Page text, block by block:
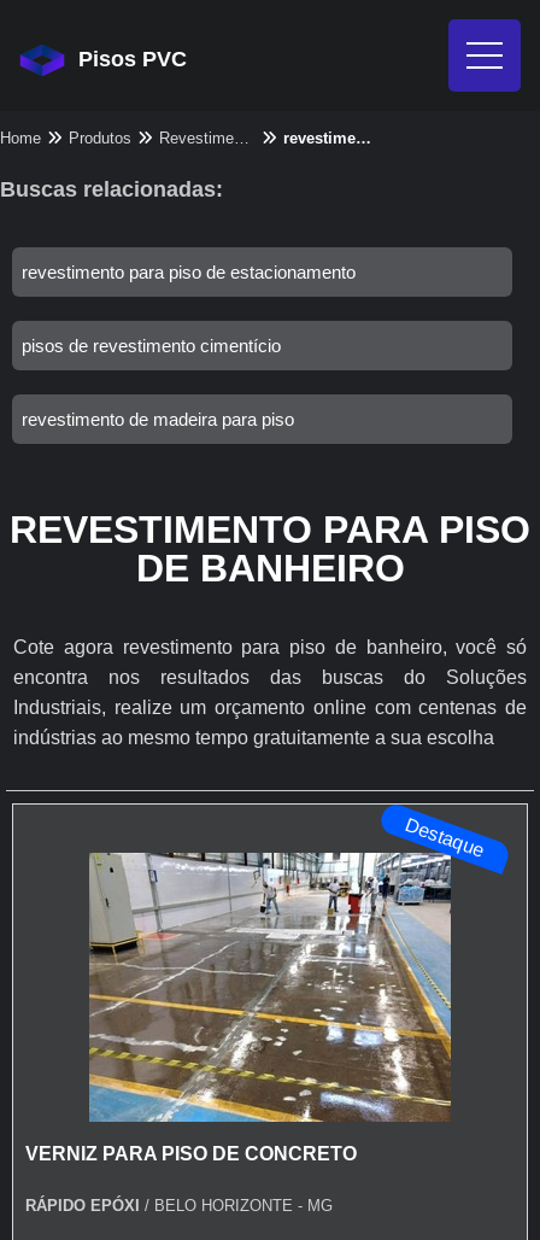
Pisos PVC
Home Produtos Revestimento para piso - Categoria revestimento para piso de banheiro
Buscas relacionadas:
revestimento para piso de estacionamento
pisos de revestimento cimentício
revestimento de madeira para piso
REVESTIMENTO PARA PISO
DE BANHEIRO
Cote agora revestimento para piso de banheiro, você só
encontra nos resultados das buscas do Soluções
Industriais, realize um orçamento online com centenas de
indústrias ao mesmo tempo gratuitamente a sua escolha
Destaque
VERNIZ PARA PISO DE CONCRETO
RÁPIDO EPÓXI / BELO HORIZONTE - MG